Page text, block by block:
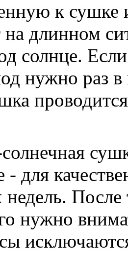
к сушке
длинном
солнце.
нужно раз
- для
недель.
нужно